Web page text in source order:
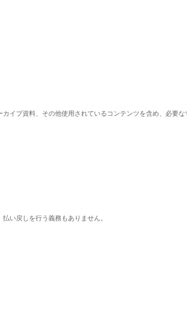
イブ資料、その他使用されているコンテンツを含め、必要な
い戻しを行う義務もありません。